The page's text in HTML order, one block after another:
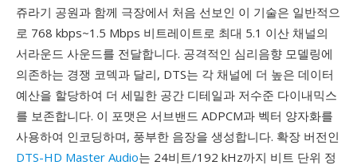
쥬라기 공원과 함께 극장에서 처음 선보인 이 기술은 일반적으
로 768 kbps~1.5 Mbps 비트레이트로 최대 5.1 이산 채널의
서라운드 사운드를 전달합니다. 공격적인 심리음향 모델링에
의존하는 경쟁 코덱과 달리, DTS는 각 채널에 더 높은 데이터
예산을 할당하여 더 세밀한 공간 디테일과 저수준 다이내믹스
를 보존합니다. 이 포맷은 서브밴드 ADPCM과 벡터 양자화를
사용하여 인코딩하며, 풍부한 음장을 생성합니다. 확장 버전인
DTS-HD Master Audio는 24비트/192 kHz까지 비트 단위 정